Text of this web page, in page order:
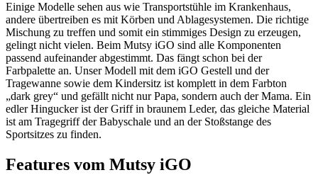
Einige Modelle sehen aus wie Transportstühle im Krankenhaus,
andere übertreiben es mit Körben und Ablagesystemen. Die richtige
Mischung zu treffen und somit ein stimmiges Design zu erzeugen,
gelingt nicht vielen. Beim Mutsy iGO sind alle Komponenten
passend aufeinander abgestimmt. Das fängt schon bei der
Farbpalette an. Unser Modell mit dem iGO Gestell und der
Tragewanne sowie dem Kindersitz ist komplett in dem Farbton
„dark grey“ und gefällt nicht nur Papa, sondern auch der Mama. Ein
edler Hingucker ist der Griff in braunem Leder, das gleiche Material
ist am Tragegriff der Babyschale und an der Stoßstange des
Sportsitzes zu finden.
Features vom Mutsy iGO